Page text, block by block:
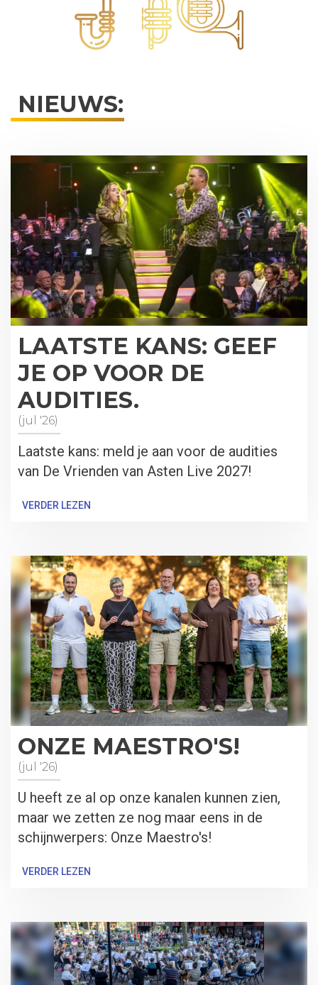
NIEUWS:
LAATSTE KANS: GEEF
JE OP VOOR DE
AUDITIES.
(jul '26)
Laatste kans: meld je aan voor de audities
van De Vrienden van Asten Live 2027!
VERDER LEZEN
ONZE MAESTRO'S!
(jul '26)
U heeft ze al op onze kanalen kunnen zien,
maar we zetten ze nog maar eens in de
schijnwerpers: Onze Maestro's!
VERDER LEZEN